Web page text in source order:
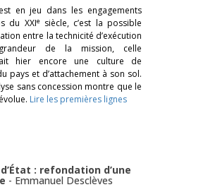
en jeu dans les engagements
du XXIesiècle, c’est la possible
entre la technicité d’exécution
de la mission, celle
hier encore une culture de
pays et d’attachement à son sol.
sans concession montre que le
Lire les premières lignes
: refondation d’une
- Emmanuel Desclèves